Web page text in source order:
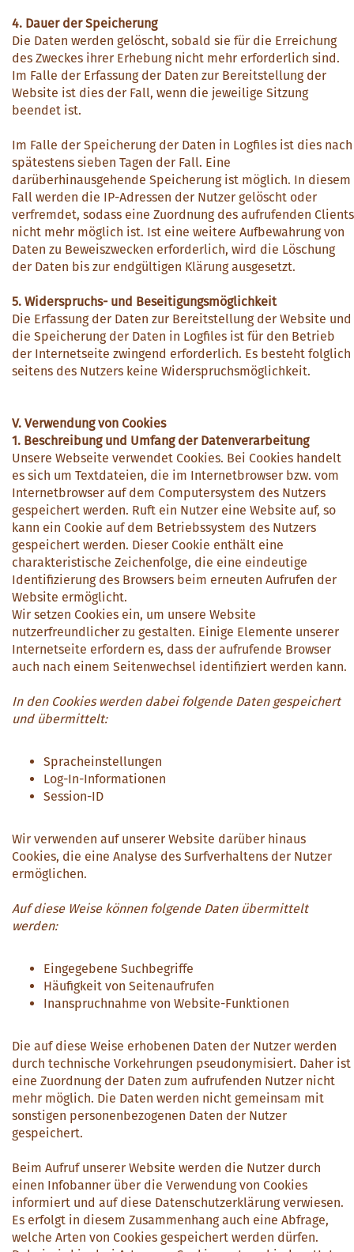
4. Dauer der Speicherung
Die Daten werden gelöscht, sobald sie für die Erreichung
des Zweckes ihrer Erhebung nicht mehr erforderlich sind.
Im Falle der Erfassung der Daten zur Bereitstellung der
Website ist dies der Fall, wenn die jeweilige Sitzung
beendet ist.
Im Falle der Speicherung der Daten in Logfiles ist dies nach
spätestens sieben Tagen der Fall. Eine
darüberhinausgehende Speicherung ist möglich. In diesem
Fall werden die IP-Adressen der Nutzer gelöscht oder
verfremdet, sodass eine Zuordnung des aufrufenden Clients
nicht mehr möglich ist. Ist eine weitere Aufbewahrung von
Daten zu Beweiszwecken erforderlich, wird die Löschung
der Daten bis zur endgültigen Klärung ausgesetzt.
5. Widerspruchs- und Beseitigungsmöglichkeit
Die Erfassung der Daten zur Bereitstellung der Website und
die Speicherung der Daten in Logfiles ist für den Betrieb
der Internetseite zwingend erforderlich. Es besteht folglich
seitens des Nutzers keine Widerspruchsmöglichkeit.
V. Verwendung von Cookies
1. Beschreibung und Umfang der Datenverarbeitung
Unsere Webseite verwendet Cookies. Bei Cookies handelt
es sich um Textdateien, die im Internetbrowser bzw. vom
Internetbrowser auf dem Computersystem des Nutzers
gespeichert werden. Ruft ein Nutzer eine Website auf, so
kann ein Cookie auf dem Betriebssystem des Nutzers
gespeichert werden. Dieser Cookie enthält eine
charakteristische Zeichenfolge, die eine eindeutige
Identifizierung des Browsers beim erneuten Aufrufen der
Website ermöglicht.
Wir setzen Cookies ein, um unsere Website
nutzerfreundlicher zu gestalten. Einige Elemente unserer
Internetseite erfordern es, dass der aufrufende Browser
auch nach einem Seitenwechsel identifiziert werden kann.
In den Cookies werden dabei folgende Daten gespeichert
und übermittelt:
Spracheinstellungen
Log-In-Informationen
Session-ID
Wir verwenden auf unserer Website darüber hinaus
Cookies, die eine Analyse des Surfverhaltens der Nutzer
ermöglichen.
Auf diese Weise können folgende Daten übermittelt
werden:
Eingegebene Suchbegriffe
Häufigkeit von Seitenaufrufen
Inanspruchnahme von Website-Funktionen
Die auf diese Weise erhobenen Daten der Nutzer werden
durch technische Vorkehrungen pseudonymisiert. Daher ist
eine Zuordnung der Daten zum aufrufenden Nutzer nicht
mehr möglich. Die Daten werden nicht gemeinsam mit
sonstigen personenbezogenen Daten der Nutzer
gespeichert.
Beim Aufruf unserer Website werden die Nutzer durch
einen Infobanner über die Verwendung von Cookies
informiert und auf diese Datenschutzerklärung verwiesen.
Es erfolgt in diesem Zusammenhang auch eine Abfrage,
welche Arten von Cookies gespeichert werden dürfen.